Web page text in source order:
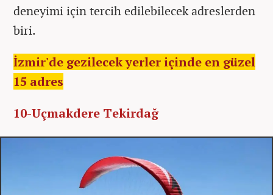
deneyimi için tercih edilebilecek adreslerden
biri.
İzmir'de gezilecek yerler içinde en güzel
15 adres
10-Uçmakdere Tekirdağ